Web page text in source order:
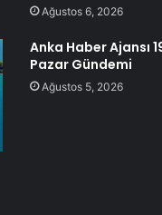
Ağustos 6, 2026
Anka Haber Ajansı
Pazar Gündemi
Ağustos 5, 2026